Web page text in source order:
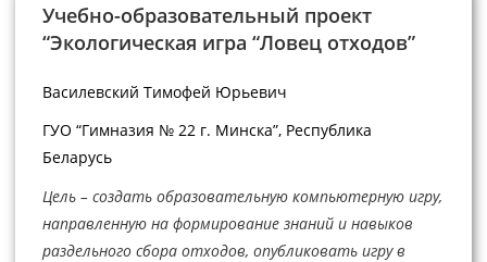
Учебно-образовательный проект
“Экологическая игра “Ловец отходов”
Василевский Тимофей Юрьевич
ГУО “Гимназия № 22 г. Минска”, Республика
Беларусь
Цель – создать образовательную компьютерную игру,
направленную на формирование знаний и навыков
раздельного сбора отходов, опубликовать игру в